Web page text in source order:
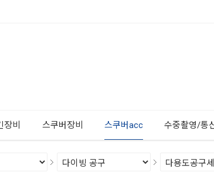
장비 스쿠버장비 스쿠버acc 수중촬영/통